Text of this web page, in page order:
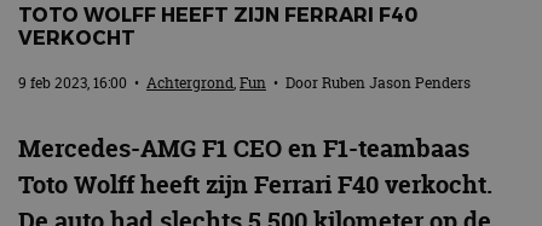
TOTO WOLFF HEEFT ZIJN FERRARI F40
VERKOCHT
9 feb 2023, 16:00 • Achtergrond,Fun • DoorRuben Jason Penders
Mercedes-AMG F1 CEO en F1-teambaas
Toto Wolff heeft zijn Ferrari F40 verkocht.